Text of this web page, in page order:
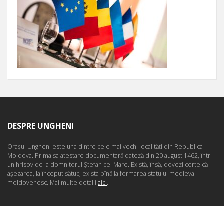
DESPRE UNGHENI
Oraşul Ungheni este una dintre cele mai vechi localităţi din Republica
Moldova. Prima sa atestare documentară dateză din 20 august 1462, într-
un hrisov de la domnitorul Ştefan cel Mare. Există, însă, dovezi certe că
aşezarea, la început sătuc, exista pînă la formarea statului medieval
moldovenesc. Mai multe detalii aici.